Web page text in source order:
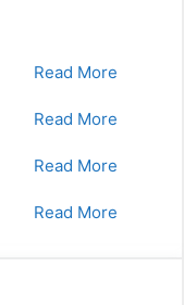
Read More
Read More
Read More
Read More